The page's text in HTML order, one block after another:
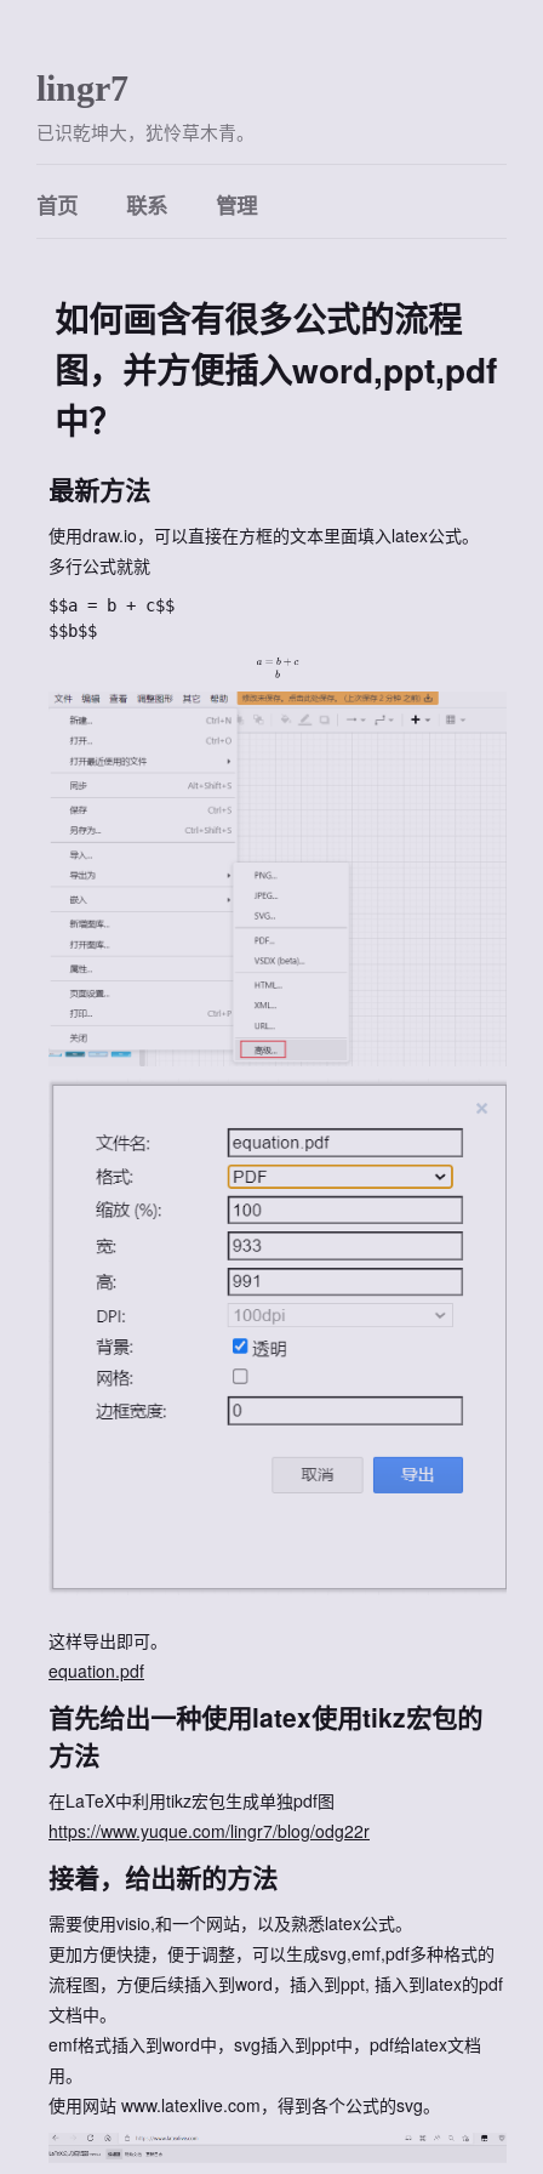
lingr7
已识乾坤大，犹怜草木青。
首页 联系 管理
如何画含有很多公式的流程
图，并方便插入word,ppt,pdf
中？
最新方法
使用draw.io，可以直接在方框的文本里面填入latex公式。
多行公式就就
$$a = b + c$$
这样导出即可。
equation.pdf
首先给出一种使用latex使用tikz宏包的
方法
在LaTeX中利用tikz宏包生成单独pdf图
https://www.yuque.com/lingr7/blog/odg22r
接着，给出新的方法
需要使用visio,和一个网站，以及熟悉latex公式。
更加方便快捷，便于调整，可以生成svg,emf,pdf多种格式的
流程图，方便后续插入到word，插入到ppt, 插入到latex的pdf
文档中。
emf格式插入到word中，svg插入到ppt中，pdf给latex文档
用。
使用网站 www.latexlive.com，得到各个公式的svg。